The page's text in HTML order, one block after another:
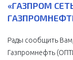
«ГАЗПРОМ
Рады сообщить
Газпромнефть